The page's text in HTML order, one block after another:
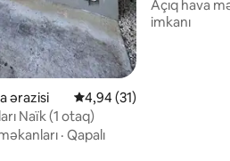
ərazisi Ortalama reytinq 4,94/5,
4,94 (31)
Naïk (1 otaq)
· Qapalı
Açıq hava
imkanı